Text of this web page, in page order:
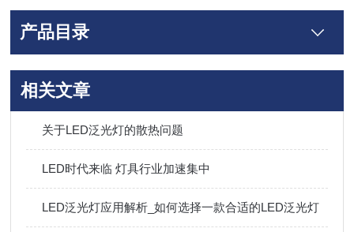
产品目录
相关文章
​关于LED泛光灯的散热问题
LED时代来临 灯具行业加速集中
LED泛光灯应用解析_如何选择一款合适的LED泛光灯